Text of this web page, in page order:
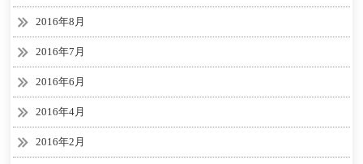
2016年8月
2016年7月
2016年6月
2016年4月
2016年2月